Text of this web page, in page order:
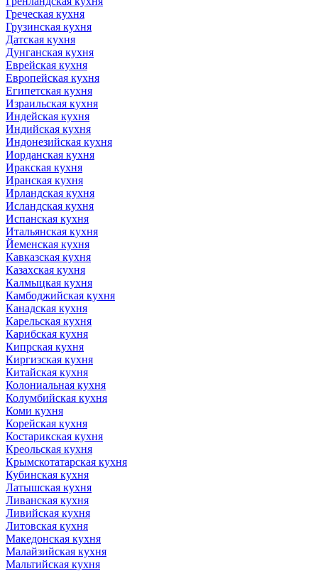
Греческая кухня
Грузинская кухня
Датская кухня
Дунганская кухня
Еврейская кухня
Европейская кухня
Египетская кухня
Израильская кухня
Индейская кухня
Индийская кухня
Индонезийская кухня
Иорданская кухня
Иракская кухня
Иранская кухня
Ирландская кухня
Исландская кухня
Испанская кухня
Итальянская кухня
Йеменская кухня
Кавказская кухня
Казахская кухня
Калмыцкая кухня
Камбоджийская кухня
Канадская кухня
Карельская кухня
Карибская кухня
Кипрская кухня
Киргизская кухня
Китайская кухня
Колониальная кухня
Колумбийская кухня
Коми кухня
Корейская кухня
Костарикская кухня
Креольская кухня
Крымскотатарская кухня
Кубинская кухня
Латышская кухня
Ливанская кухня
Ливийская кухня
Литовская кухня
Македонская кухня
Малайзийская кухня
Мальтийская кухня